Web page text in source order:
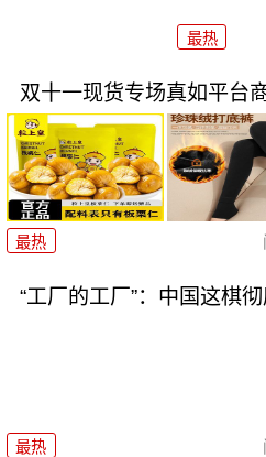
最热
双十一现货专场真如平台
最热
“工厂的工厂”：中国这棋
最热